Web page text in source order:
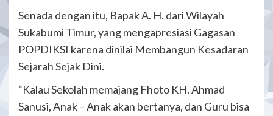
Senada dengan itu, Bapak A. H. dari Wilayah
Sukabumi Timur, yang mengapresiasi Gagasan
POPDIKSI karena dinilai Membangun Kesadaran
Sejarah Sejak Dini.
“Kalau Sekolah memajang Fhoto KH. Ahmad
Sanusi, Anak – Anak akan bertanya, dan Guru bisa